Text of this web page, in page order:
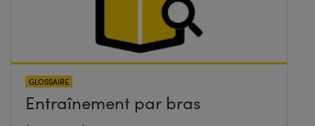
GLOSSAIRE
Entraînement par bras